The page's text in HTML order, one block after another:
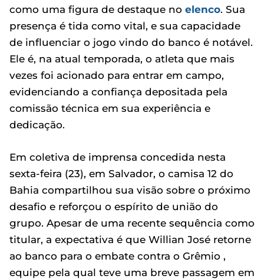
como uma figura de destaque no elenco. Sua
presença é tida como vital, e sua capacidade
de influenciar o jogo vindo do banco é notável.
Ele é, na atual temporada, o atleta que mais
vezes foi acionado para entrar em campo,
evidenciando a confiança depositada pela
comissão técnica em sua experiência e
dedicação.
Em coletiva de imprensa concedida nesta
sexta-feira (23), em Salvador, o camisa 12 do
Bahia compartilhou sua visão sobre o próximo
desafio e reforçou o espírito de união do
grupo. Apesar de uma recente sequência como
titular, a expectativa é que Willian José retorne
ao banco para o embate contra o Grêmio ,
equipe pela qual teve uma breve passagem em